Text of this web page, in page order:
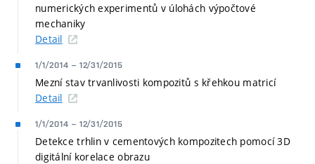
numerických experimentů v úlohách výpočtové
mechaniky
Detail
1/1/2014 – 12/31/2015
Mezní stav trvanlivosti kompozitů s křehkou matricí
Detail
1/1/2014 – 12/31/2015
Detekce trhlin v cementových kompozitech pomocí 3D
digitální korelace obrazu